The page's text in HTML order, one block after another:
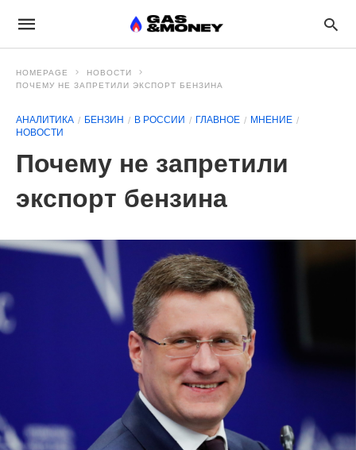
HOMEPAGE
НОВОСТИ
ПОЧЕМУ НЕ ЗАПРЕТИЛИ ЭКСПОРТ БЕНЗИНА
АНАЛИТИКА БЕНЗИН В РОССИИ ГЛАВНОЕ
МНЕНИЕ
НОВОСТИ
Почему не запретили
экспорт бензина